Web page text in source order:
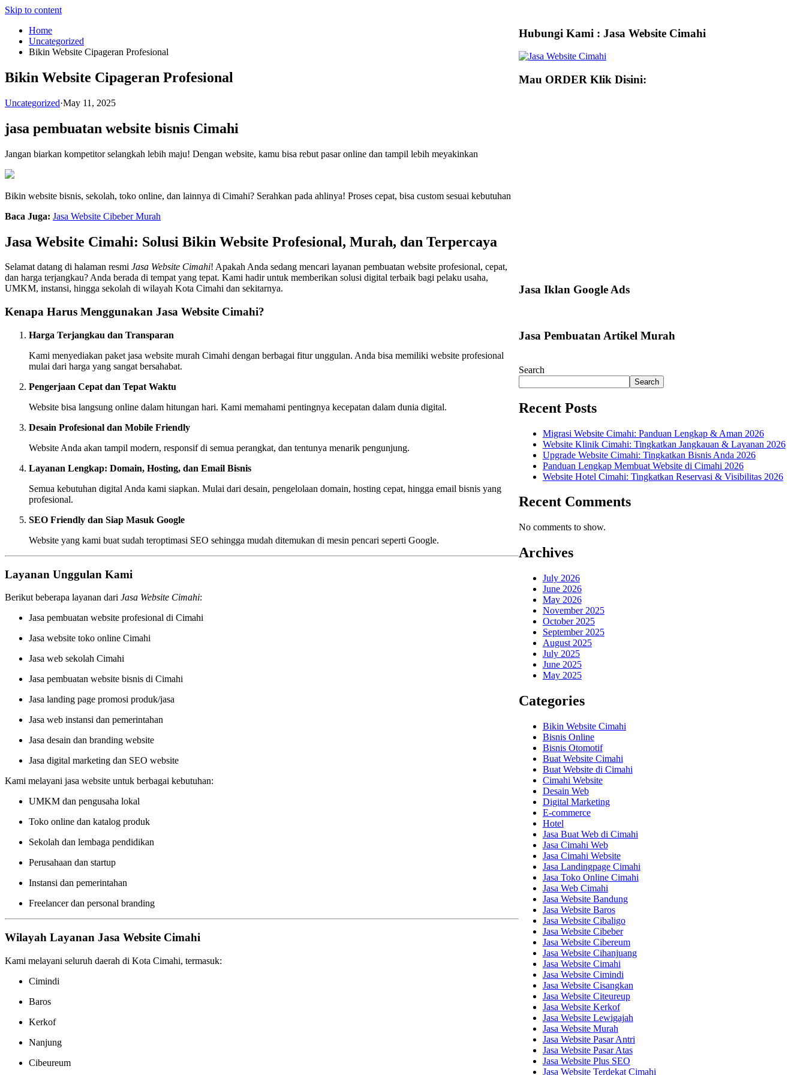
Skip to content
Home
Uncategorized
Bikin Website Cipageran Profesional
Bikin Website Cipageran Profesional
Uncategorized·May 11, 2025
jasa pembuatan website bisnis Cimahi
Jangan biarkan kompetitor selangkah lebih maju! Dengan website, kamu bisa rebut pasar online dan tampil lebih meyakinkan
Bikin website bisnis, sekolah, toko online, dan lainnya di Cimahi? Serahkan pada ahlinya! Proses cepat, bisa custom sesuai kebutuhan
Baca Juga: Jasa Website Cibeber Murah
Jasa Website Cimahi: Solusi Bikin Website Profesional, Murah, dan Terpercaya
Selamat datang di halaman resmi Jasa Website Cimahi! Apakah Anda sedang mencari layanan pembuatan website profesional, cepat,
dan harga terjangkau? Anda berada di tempat yang tepat. Kami hadir untuk memberikan solusi digital terbaik bagi pelaku usaha,
UMKM, instansi, hingga sekolah di wilayah Kota Cimahi dan sekitarnya.
Kenapa Harus Menggunakan Jasa Website Cimahi?
Harga Terjangkau dan Transparan
Kami menyediakan paket jasa website murah Cimahi dengan berbagai fitur unggulan. Anda bisa memiliki website profesional
mulai dari harga yang sangat bersahabat.
Pengerjaan Cepat dan Tepat Waktu
Website bisa langsung online dalam hitungan hari. Kami memahami pentingnya kecepatan dalam dunia digital.
Desain Profesional dan Mobile Friendly
Website Anda akan tampil modern, responsif di semua perangkat, dan tentunya menarik pengunjung.
Layanan Lengkap: Domain, Hosting, dan Email Bisnis
Semua kebutuhan digital Anda kami siapkan. Mulai dari desain, pengelolaan domain, hosting cepat, hingga email bisnis yang
profesional.
SEO Friendly dan Siap Masuk Google
Website yang kami buat sudah teroptimasi SEO sehingga mudah ditemukan di mesin pencari seperti Google.
Layanan Unggulan Kami
Berikut beberapa layanan dari Jasa Website Cimahi:
Jasa pembuatan website profesional di Cimahi
Jasa website toko online Cimahi
Jasa web sekolah Cimahi
Jasa pembuatan website bisnis di Cimahi
Jasa landing page promosi produk/jasa
Jasa web instansi dan pemerintahan
Jasa desain dan branding website
Jasa digital marketing dan SEO website
Kami melayani jasa website untuk berbagai kebutuhan:
UMKM dan pengusaha lokal
Toko online dan katalog produk
Sekolah dan lembaga pendidikan
Perusahaan dan startup
Instansi dan pemerintahan
Freelancer dan personal branding
Wilayah Layanan Jasa Website Cimahi
Kami melayani seluruh daerah di Kota Cimahi, termasuk:
Cimindi
Baros
Kerkof
Nanjung
Cibeureum
Hubungi Kami : Jasa Website Cimahi
Mau ORDER Klik Disini:
Jasa Iklan Google Ads
Jasa Pembuatan Artikel Murah
Search
Search
Recent Posts
Migrasi Website Cimahi: Panduan Lengkap & Aman 2026
Website Klinik Cimahi: Tingkatkan Jangkauan & Layanan 2026
Upgrade Website Cimahi: Tingkatkan Bisnis Anda 2026
Panduan Lengkap Membuat Website di Cimahi 2026
Website Hotel Cimahi: Tingkatkan Reservasi & Visibilitas 2026
Recent Comments
No comments to show.
Archives
July 2026
June 2026
May 2026
November 2025
October 2025
September 2025
August 2025
July 2025
June 2025
May 2025
Categories
Bikin Website Cimahi
Bisnis Online
Bisnis Otomotif
Buat Website Cimahi
Buat Website di Cimahi
Cimahi Website
Desain Web
Digital Marketing
E-commerce
Hotel
Jasa Buat Web di Cimahi
Jasa Cimahi Web
Jasa Cimahi Website
Jasa Landingpage Cimahi
Jasa Toko Online Cimahi
Jasa Web Cimahi
Jasa Website Bandung
Jasa Website Baros
Jasa Website Cibaligo
Jasa Website Cibeber
Jasa Website Cibereum
Jasa Website Cihanjuang
Jasa Website Cimahi
Jasa Website Cimindi
Jasa Website Cisangkan
Jasa Website Citeureup
Jasa Website Kerkof
Jasa Website Lewigajah
Jasa Website Murah
Jasa Website Pasar Antri
Jasa Website Pasar Atas
Jasa Website Plus SEO
Jasa Website Terdekat Cimahi